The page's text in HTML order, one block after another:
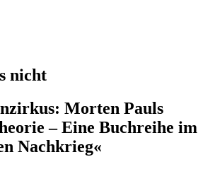
nicht
Morten Pauls
– Eine Buchreihe im
Nachkrieg«